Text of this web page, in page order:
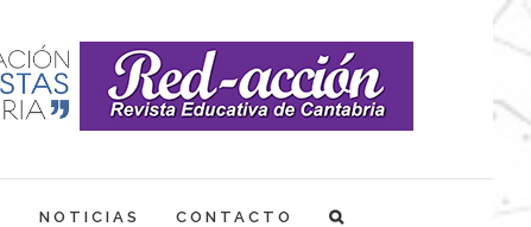
NOTICIAS CONTACTO